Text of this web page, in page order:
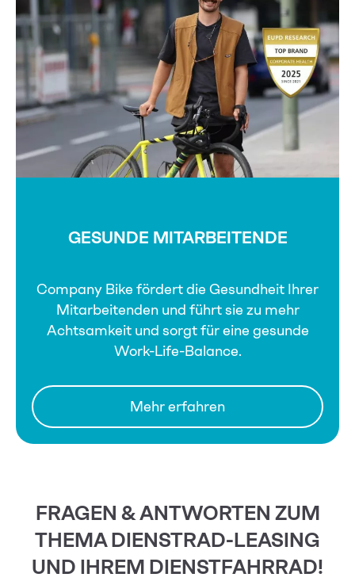
GESUNDE MITARBEITENDE
Company Bike fördert die Gesundheit Ihrer
Mitarbeitenden und führt sie zu mehr
Achtsamkeit und sorgt für eine gesunde
Work-Life-Balance.
Mehr erfahren
FRAGEN & ANTWORTEN ZUM
THEMA DIENSTRAD-LEASING
UND IHREM DIENSTFAHRRAD!